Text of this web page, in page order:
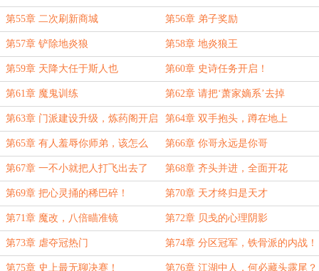
第55章 二次刷新商城 第56章 弟子奖励
第57章 铲除地炎狼 第58章 地炎狼王
第59章 天降大任于斯人也 第60章 史诗任务开启！
第61章 魔鬼训练 第62章 请把‘萧家嫡系’去掉
第63章 门派建设升级，炼药阁开启 第64章 双手抱头，蹲在地上
第65章 有人羞辱你师弟，该怎么
做？
第66章 你哥永远是你哥
第67章 一不小就把人打飞出去了 第68章 齐头并进，全面开花
第69章 把心灵捅的稀巴碎！ 第70章 天才终归是天才
第71章 魔改，八倍瞄准镜 第72章 贝戋的心理阴影
第73章 虐夺冠热门 第74章 分区冠军，铁骨派的内战！
第75章 史上最无聊决赛！ 第76章 江湖中人，何必藏头露尾？